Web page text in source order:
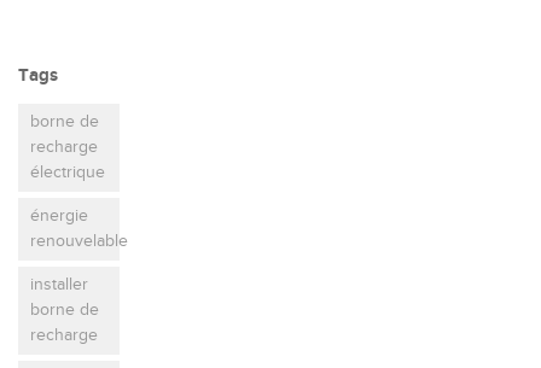
Tags
borne de
recharge
électrique
énergie
renouvelable
installer
borne de
recharge